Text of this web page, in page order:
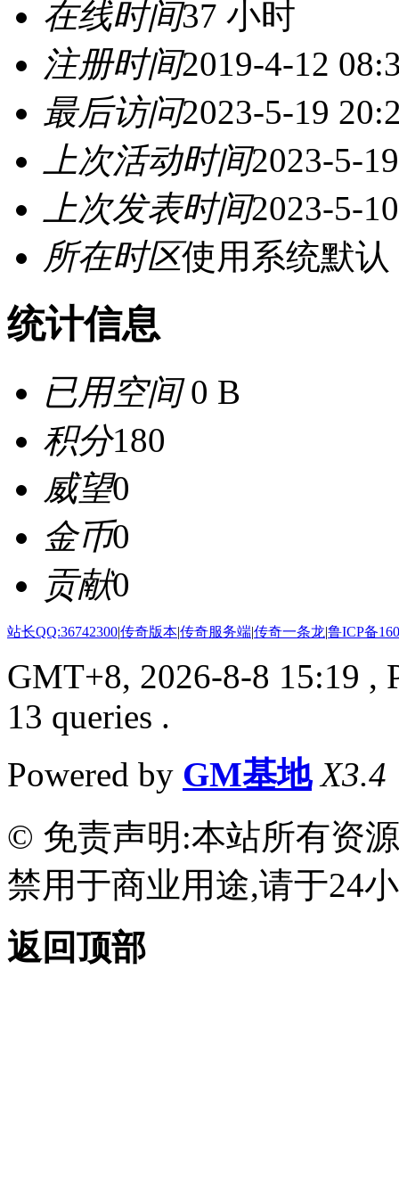
在线时间37 小时
注册时间2019-4-12
最后访问2023-5-19
上次活动时间2023-5-
上次发表时间2023-5-
所在时区使用系统默认
统计信息
已用空间0 B
积分180
威望0
金币0
贡献0
站长QQ:36742300|传奇版本|传奇服务端|传奇一条龙|鲁ICP备
GMT+8, 2026-8-8 15:19 ,
13 queries .
Powered by GM基地 X3.4
© 免责声明:本站所有资
禁用于商业用途,请于24
返回顶部